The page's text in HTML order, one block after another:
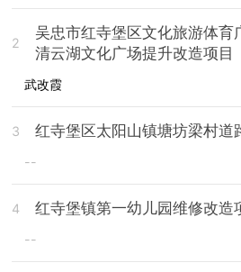
2
吴忠市红寺堡区文化旅游体育
清云湖文化广场提升改造项目
武改霞
3 红寺堡区太阳山镇塘坊梁村道
--
4 红寺堡镇第一幼儿园维修改造
--